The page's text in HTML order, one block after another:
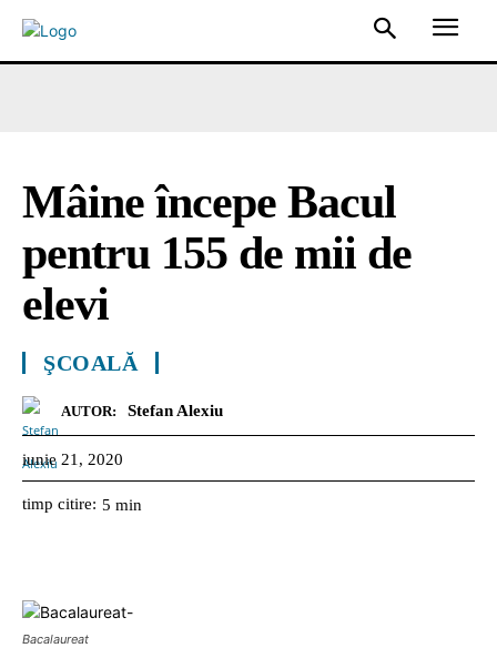
Mâine începe Bacul
pentru 155 de mii de
elevi
ŞCOALĂ
AUTOR: Stefan Alexiu
iunie 21, 2020
timp citire: 5 min
Bacalaureat